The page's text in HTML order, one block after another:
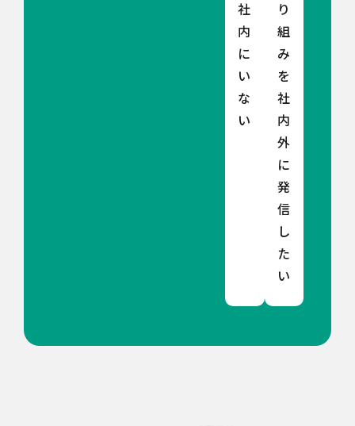
社
内
に
い
な
い
り
組
み
を
社
内
外
に
発
信
し
た
い